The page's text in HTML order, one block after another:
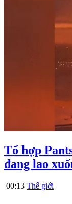
Tổ hợp
đang lao
00:13 Thế giới